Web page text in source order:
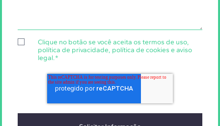
Clique no botão se você aceita os termos de uso,
política de privacidade, política de cookies e aviso
legal.*